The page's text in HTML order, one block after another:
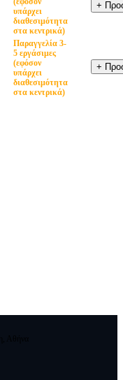
υπάρχει
διαθεσιμότητα
στα κεντρικά)
Παραγγελία 3-
5 εργάσιμες
(εφόσον
υπάρχει
διαθεσιμότητα
στα κεντρικά)